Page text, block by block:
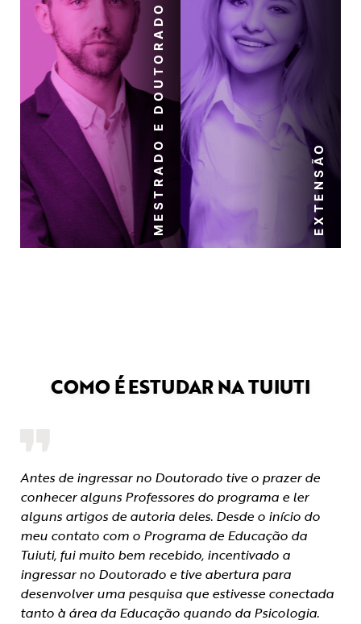
MESTRADO E DOUTORADO EXTENSÃO
COMO É ESTUDAR NA TUIUTI
Antes de ingressar no Doutorado tive o prazer de
conhecer alguns Professores do programa e ler
alguns artigos de autoria deles. Desde o início do
meu contato com o Programa de Educação da
Tuiuti, fui muito bem recebido, incentivado a
ingressar no Doutorado e tive abertura para
desenvolver uma pesquisa que estivesse conectada
tanto à área da Educação quando da Psicologia.